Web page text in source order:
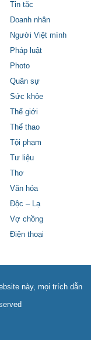
Tin tặc
Doanh nhân
Người Việt mình
Pháp luật
Photo
Quân sự
Sức khỏe
Thế giới
Thể thao
Tội phạm
Tư liệu
Thơ
Văn hóa
Độc – Lạ
Vợ chồng
Điện thoại
này, mọi trích dẫn